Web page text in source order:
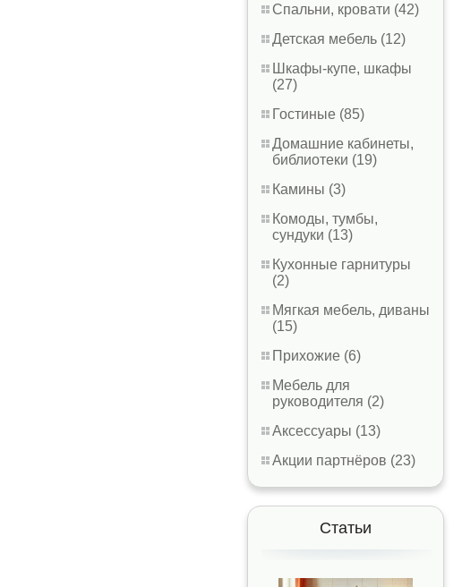
Спальни, кровати (42)
Детская мебель (12)
Шкафы-купе, шкафы
(27)
Гостиные (85)
Домашние кабинеты,
библиотеки (19)
Камины (3)
Комоды, тумбы,
сундуки (13)
Кухонные гарнитуры
(2)
Мягкая мебель, диваны
(15)
Прихожие (6)
Мебель для
руководителя (2)
Аксессуары (13)
Акции партнёров (23)
Статьи